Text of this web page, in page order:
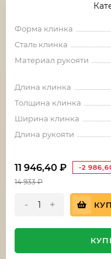
Форма клинка
Сталь клинка
Материал рукояти
Длина клинка
Толщина клинка
Ширина клинка
Длина рукояти
11 946,40 ₽ -2
14 933₽
- +